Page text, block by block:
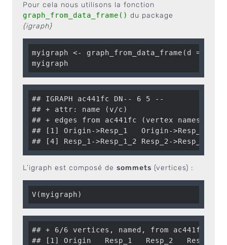
Pour cela nous utilisons la fonction
graph_from_data_frame() du package
{igraph}
myigraph <- graph_from_data_frame(d =
myigraph
## IGRAPH ac441fc DN-- 6 5 --
## + attr: name (v/c)
## + edges from ac441fc (vertex names):
## [1] Origin->Resp_1   Origin->Resp_2
## [4] Resp_1->Resp_1_2 Resp_2->Resp_2_1
L’igraph est composé de sommets (vertices) :
V(myigraph)
## + 6/6 vertices, named, from ac441fc:
## [1] Origin   Resp_1   Resp_2   Resp_1_1